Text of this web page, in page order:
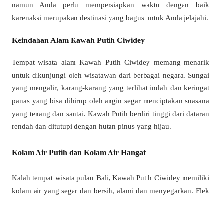
namun Anda perlu mempersiapkan waktu dengan baik
karenaksi merupakan destinasi yang bagus untuk Anda jelajahi.
Keindahan Alam Kawah Putih Ciwidey
Tempat wisata alam Kawah Putih Ciwidey memang menarik
untuk dikunjungi oleh wisatawan dari berbagai negara. Sungai
yang mengalir, karang-karang yang terlihat indah dan keringat
panas yang bisa dihirup oleh angin segar menciptakan suasana
yang tenang dan santai. Kawah Putih berdiri tinggi dari dataran
rendah dan ditutupi dengan hutan pinus yang hijau.
Kolam Air Putih dan Kolam Air Hangat
Kalah tempat wisata pulau Bali, Kawah Putih Ciwidey memiliki
kolam air yang segar dan bersih, alami dan menyegarkan. Flek